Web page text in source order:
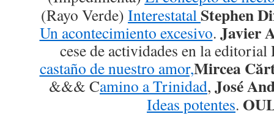
(Rayo Verde) Interestatal Stephen
Un acontecimiento excesivo. Javier
cese de actividades en la
castaño de nuestro amor,Mircea
&&& Camino a Trinidad, José
Ideas potentes.